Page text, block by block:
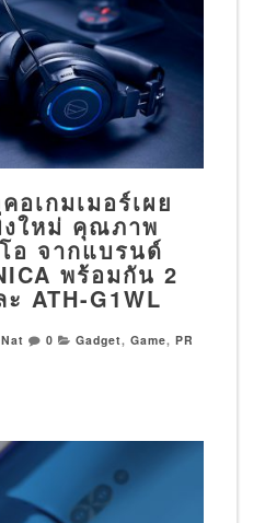
อเกมเมอร์เผย
ใหม่ คุณภาพ
อ จากแบรนด์
พร้อมกัน 2
ATH-G1WL
0 Gadget, Game, PR